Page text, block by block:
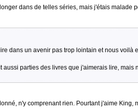
dans de telles séries, mais j'étais malade
dans un avenir pas trop lointain et nous
parties des livres que j'aimerais lire, mais
n'y comprenant rien. Pourtant j'aime King,